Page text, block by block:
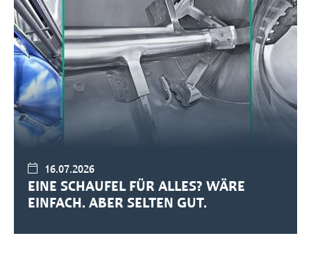
16.07.2026
EINE SCHAUFEL FÜR ALLES? WÄRE
EINFACH. ABER SELTEN GUT.